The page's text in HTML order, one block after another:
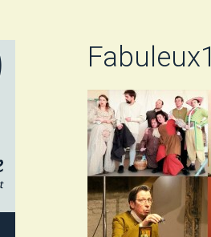
Fabuleux1